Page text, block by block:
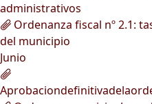
administrativos
Ordenanza fiscal nº 2.1:
del municipio
Junio